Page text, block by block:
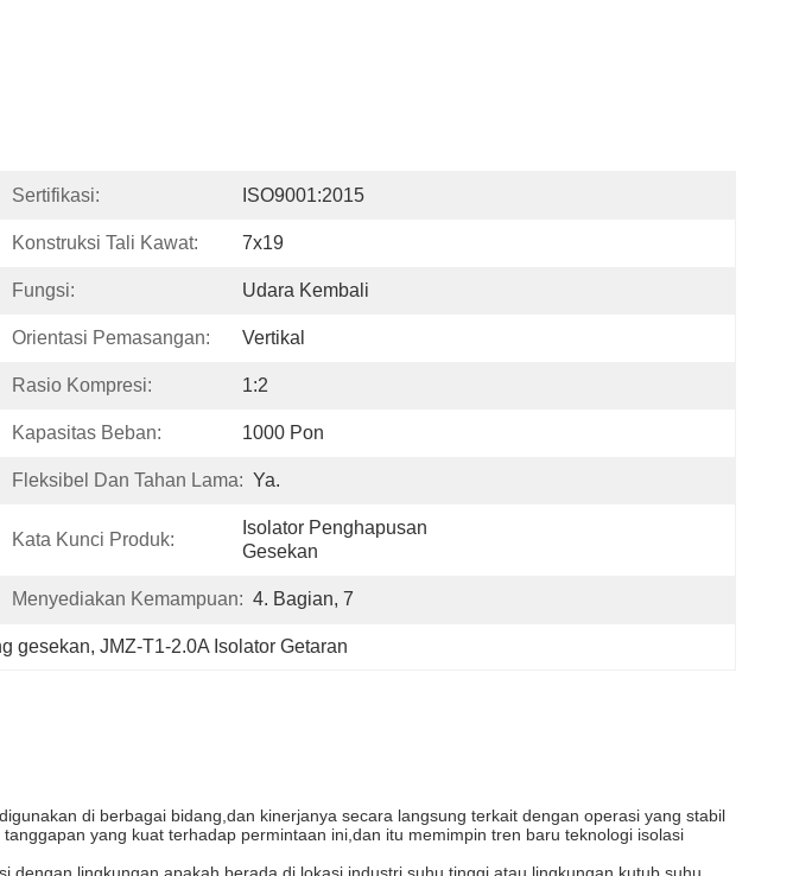
Sertifikasi: ISO9001:2015
Konstruksi Tali Kawat: 7x19
Fungsi: Udara Kembali
Orientasi Pemasangan: Vertikal
Rasio Kompresi: 1:2
Kapasitas Beban: 1000 Pon
Fleksibel Dan Tahan Lama: Ya.
Kata Kunci Produk:
Isolator Penghapusan
Gesekan
Menyediakan Kemampuan: 4. Bagian, 7
gesekan, JMZ-T1-2.0A Isolator Getaran
di berbagai bidang,dan kinerjanya secara langsung terkait dengan operasi yang stabil
yang kuat terhadap permintaan ini,dan itu memimpin tren baru teknologi isolasi